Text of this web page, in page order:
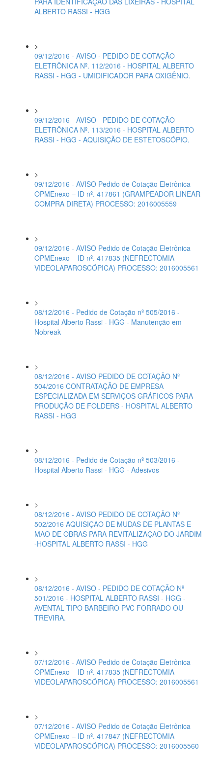
ALBERTO RASSI - HGG
>
09/12/2016 - AVISO - PEDIDO DE COTAÇÃO
ELETRÔNICA Nº. 112/2016 - HOSPITAL ALBERTO
RASSI - HGG - UMIDIFICADOR PARA OXIGÊNIO.
>
09/12/2016 - AVISO - PEDIDO DE COTAÇÃO
ELETRÔNICA Nº. 113/2016 - HOSPITAL ALBERTO
RASSI - HGG - AQUISIÇÃO DE ESTETOSCÓPIO.
>
09/12/2016 - AVISO Pedido de Cotação Eletrônica
OPMEnexo – ID nº. 417861 (GRAMPEADOR LINEAR
COMPRA DIRETA) PROCESSO: 2016005559
>
09/12/2016 - AVISO Pedido de Cotação Eletrônica
OPMEnexo – ID nº. 417835 (NEFRECTOMIA
VIDEOLAPAROSCÓPICA) PROCESSO: 2016005561
>
08/12/2016 - Pedido de Cotação nº 505/2016 -
Hospital Alberto Rassi - HGG - Manutenção em
Nobreak
>
08/12/2016 - AVISO PEDIDO DE COTAÇÃO Nº
504/2016 CONTRATAÇÃO DE EMPRESA
ESPECIALIZADA EM SERVIÇOS GRÁFICOS PARA
PRODUÇÃO DE FOLDERS - HOSPITAL ALBERTO
RASSI - HGG
>
08/12/2016 - Pedido de Cotação nº 503/2016 -
Hospital Alberto Rassi - HGG - Adesivos
>
08/12/2016 - AVISO PEDIDO DE COTAÇÃO Nº
502/2016 AQUISIÇAO DE MUDAS DE PLANTAS E
MAO DE OBRAS PARA REVITALIZAÇAO DO JARDIM
-HOSPITAL ALBERTO RASSI - HGG
>
08/12/2016 - AVISO - PEDIDO DE COTAÇÃO Nº
501/2016 - HOSPITAL ALBERTO RASSI - HGG -
AVENTAL TIPO BARBEIRO PVC FORRADO OU
TREVIRA.
>
07/12/2016 - AVISO Pedido de Cotação Eletrônica
OPMEnexo – ID nº. 417835 (NEFRECTOMIA
VIDEOLAPAROSCÓPICA) PROCESSO: 2016005561
>
07/12/2016 - AVISO Pedido de Cotação Eletrônica
OPMEnexo – ID nº. 417847 (NEFRECTOMIA
VIDEOLAPAROSCÓPICA) PROCESSO: 2016005560